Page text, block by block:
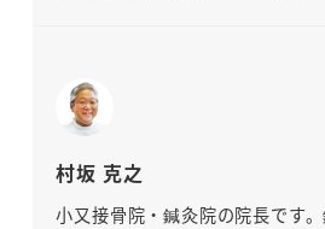
村坂 克之
小又接骨院・鍼灸院の院長です